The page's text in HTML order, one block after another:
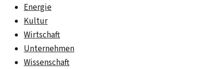
Energie
Kultur
Wirtschaft
Unternehmen
Wissenschaft